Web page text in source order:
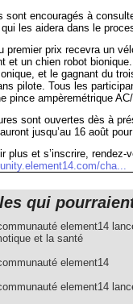
sont encouragés à
les aidera dans le
premier prix recevra un
et un chien robot
et le gagnant du
pilote. Tous les
pince ampèremétrique
sont ouvertes dès à
jusqu’au 16 août
plus et s’inscrire, rendez-
cha...
qui
element14
et la santé
element14
element14